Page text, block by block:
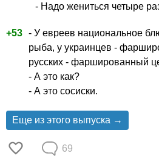
- Надо жениться четыре
+53 - У евреев национальное
рыба, у украинцев -
русских - фаршированный
- А это как?
- А это сосиски.
Еще из этого выпуска →
69